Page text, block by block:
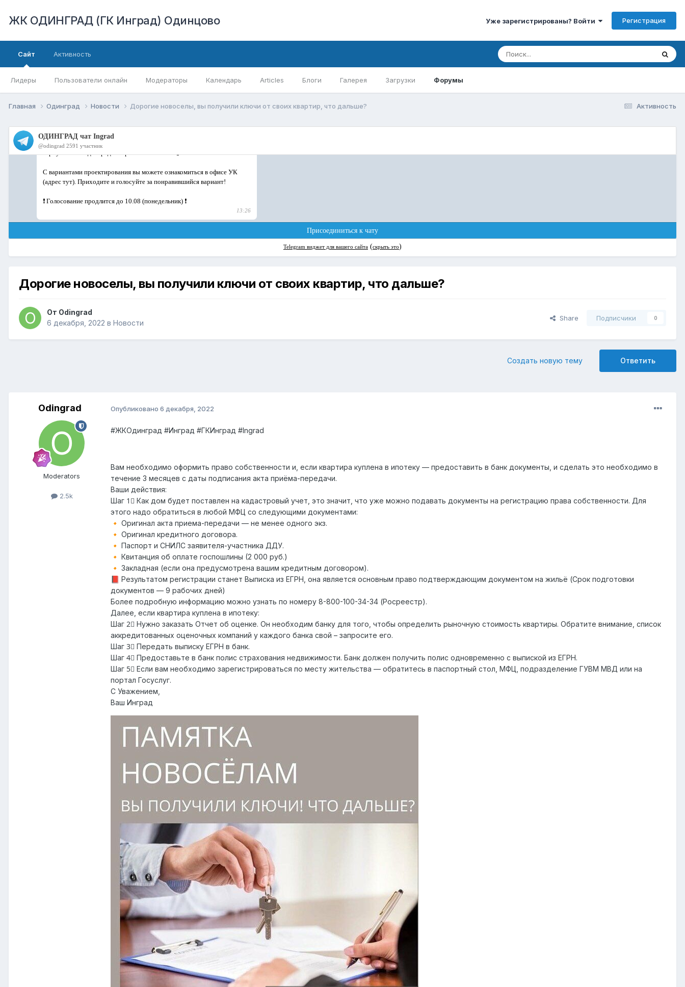
ЖК ОДИНГРАД (ГК Инград) Одинцово Уже зарегистрированы? Войти Регистрация
Сайт
Лидеры Пользователи онлайн Модераторы Календарь Articles Блоги Галерея Загрузки Форумы
Активность
Активность
Главная Одинград Новости Дорогие новоселы, вы получили ключи от своих квартир, что дальше?
Дорогие новоселы, вы получили ключи от своих квартир, что дальше?
От Odingrad
6 декабря, 2022 в Новости
Share Подписчики 0
Ответить
Создать новую тему
Odingrad
Moderators
2.5k
Опубликовано 6 декабря, 2022
#ЖКОдинград #Инград #ГКИнград #Ingrad
Вам необходимо оформить право собственности и, если квартира куплена в ипотеку — предоставить в банк документы, и сделать это необходимо в
течение 3 месяцев с даты подписания акта приёма-передачи.
Ваши действия:
Шаг 1⃣ Как дом будет поставлен на кадастровый учет, это значит, что уже можно подавать документы на регистрацию права собственности. Для
этого надо обратиться в любой МФЦ со следующими документами:
🔸 Оригинал акта приема-передачи — не менее одного экз.
🔸 Оригинал кредитного договора.
🔸 Паспорт и СНИЛС заявителя-участника ДДУ.
🔸 Квитанция об оплате госпошлины (2 000 руб.)
🔸 Закладная (если она предусмотрена вашим кредитным договором).
Результатом регистрации станет Выписка из ЕГРН, она является основным право подтверждающим документом на жильё (Срок подготовки
документов — 9 рабочих дней)
Более подробную информацию можно узнать по номеру 8-800-100-34-34 (Росреестр).
Далее, если квартира куплена в ипотеку:
Шаг 2⃣ Нужно заказать Отчет об оценке. Он необходим банку для того, чтобы определить рыночную стоимость квартиры. Обратите внимание, список
аккредитованных оценочных компаний у каждого банка свой – запросите его.
Шаг 3⃣ Передать выписку ЕГРН в банк.
Шаг 4⃣ Предоставьте в банк полис страхования недвижимости. Банк должен получить полис одновременно с выпиской из ЕГРН.
Шаг 5⃣ Если вам необходимо зарегистрироваться по месту жительства — обратитесь в паспортный стол, МФЦ, подразделение ГУВМ МВД или на
портал Госуслуг.
С Уважением,
Ваш Инград